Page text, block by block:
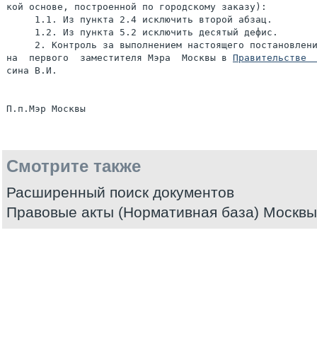
кой основе, построенной по городскому заказу):
     1.1. Из пункта 2.4 исключить второй абзац.
     1.2. Из пункта 5.2 исключить десятый дефис.
2. Контроль за выполнением настоящего
на  первого  заместителя Мэра  Москвы в Правительстве
сина В.И.
Смотрите также
Расширенный поиск документов
Правовые акты (Нормативная база) Москвы